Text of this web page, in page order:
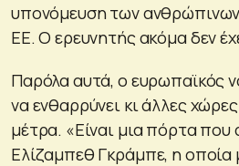
υπονόμευση των
ΕΕ. Ο ερευνητής ακόμα δεν
Παρόλα αυτά, ο ευρωπαϊκός
να ενθαρρύνει κι άλλες
μέτρα. «Είναι μια πόρτα που
Ελίζαμπεθ Γκράμπε, η οποία